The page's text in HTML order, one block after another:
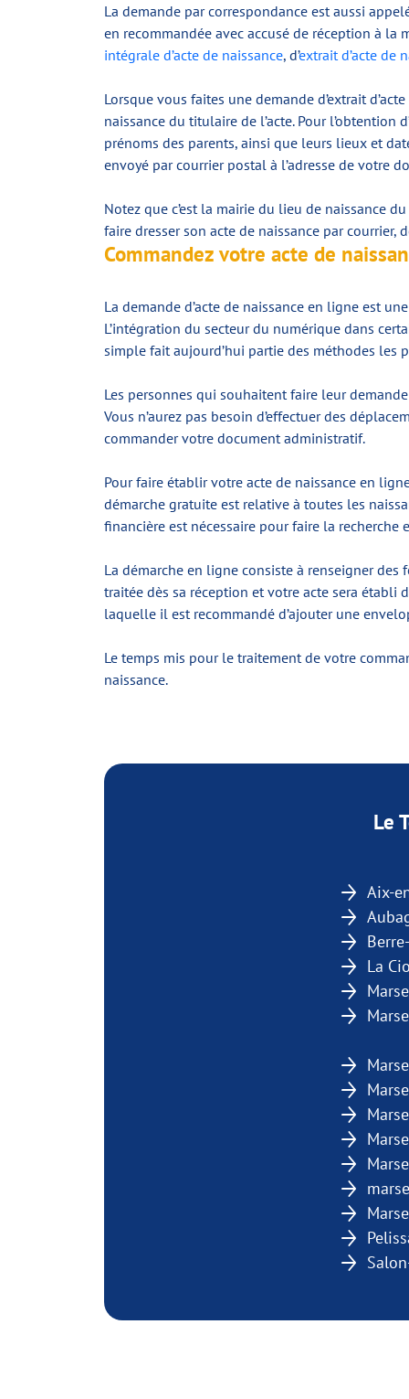
La demande par correspondance est aussi
en recommandée avec accusé de réception à la
intégrale d’acte de naissance, d’extrait d’acte de
Lorsque vous faites une demande d’extrait
naissance du titulaire de l’acte. Pour
prénoms des parents, ainsi que leurs lieux et
envoyé par courrier postal à l’adresse de votre
Notez que c’est la mairie du lieu de naissance
faire dresser son acte de naissance par courrier,
Commandez votre acte de
La demande d’acte de naissance en ligne est
L’intégration du secteur du numérique dans
simple fait aujourd’hui partie des méthodes les
Les personnes qui souhaitent faire leur
Vous n’aurez pas besoin d’effectuer des
commander votre document administratif.
Pour faire établir votre acte de naissance en
démarche gratuite est relative à toutes les
financière est nécessaire pour faire la recherche
La démarche en ligne consiste à renseigner
traitée dès sa réception et votre acte sera établi
laquelle il est recommandé d’ajouter une
Le temps mis pour le traitement de votre
naissance.
Le
Aix-
La